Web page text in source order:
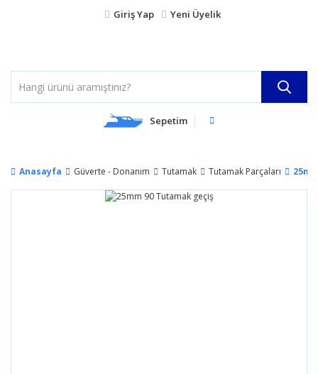
Giriş Yap Yeni Üyelik
Sepetim
Anasayfa Güverte - Donanım Tutamak Tutamak Parçaları